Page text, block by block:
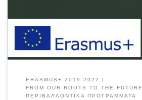
ERASMUS+ 2019-2022
FROM OUR ROOTS TO THE FUTURE
ΠΕΡΙΒΑΛΛΟΝΤΙΚΆ ΠΡΟΓΡΆΜΜΑΤΑ